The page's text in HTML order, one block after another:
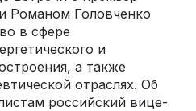
Романом Головченко
в сфере
и
а также
отраслях. Об
российский вице-